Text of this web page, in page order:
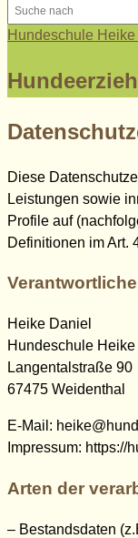
Hundeschule Heike
Diese
Leistungen sowie
Profile auf
Definitionen im Art.
Heike Daniel
Hundeschule
Langentalstraße 90
67475 Weidenthal
E-Mail:
Impressum:
Arten der
– Bestandsdaten